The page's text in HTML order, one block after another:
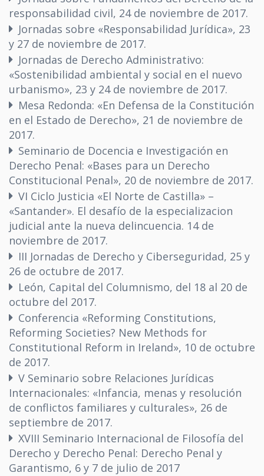
responsabilidad civil, 24 de noviembre de 2017.
Jornadas sobre «Responsabilidad Jurídica», 23
y 27 de noviembre de 2017.
Jornadas de Derecho Administrativo:
«Sostenibilidad ambiental y social en el nuevo
urbanismo», 23 y 24 de noviembre de 2017.
Mesa Redonda: «En Defensa de la Constitución
en el Estado de Derecho», 21 de noviembre de
2017.
Seminario de Docencia e Investigación en
Derecho Penal: «Bases para un Derecho
Constitucional Penal», 20 de noviembre de 2017.
VI Ciclo Justicia «El Norte de Castilla» –
«Santander». El desafío de la especializacion
judicial ante la nueva delincuencia. 14 de
noviembre de 2017.
III Jornadas de Derecho y Ciberseguridad, 25 y
26 de octubre de 2017.
León, Capital del Columnismo, del 18 al 20 de
octubre del 2017.
Conferencia «Reforming Constitutions,
Reforming Societies? New Methods for
Constitutional Reform in Ireland», 10 de octubre
de 2017.
V Seminario sobre Relaciones Jurídicas
Internacionales: «Infancia, menas y resolución
de conflictos familiares y culturales», 26 de
septiembre de 2017.
XVIII Seminario Internacional de Filosofía del
Derecho y Derecho Penal: Derecho Penal y
Garantismo, 6 y 7 de julio de 2017